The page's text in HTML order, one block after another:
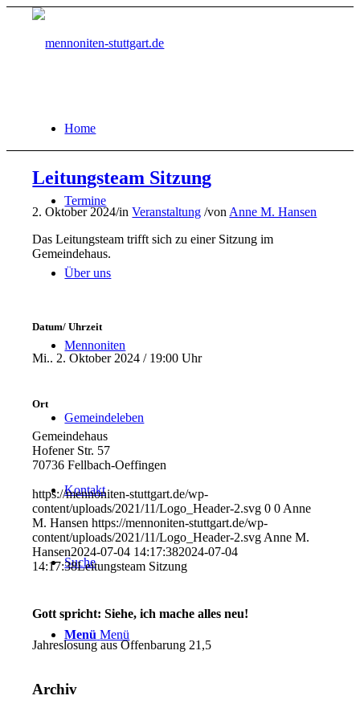
Home
Termine
Über uns
Mennoniten
Gemeindeleben
Kontakt
Suche
Menü Menü
Leitungsteam Sitzung
2. Oktober 2024/inVeranstaltung /von Anne M. Hansen
Das Leitungsteam trifft sich zu einer Sitzung im
Gemeindehaus.
Datum/ Uhrzeit
Mi.. 2. Oktober 2024 / 19:00 Uhr
Ort
Gemeindehaus
Hofener Str. 57
70736 Fellbach-Oeffingen
https://mennoniten-stuttgart.de/wp-
content/uploads/2021/11/Logo_Header-2.svg 0 0 Anne
M. Hansen https://mennoniten-stuttgart.de/wp-
content/uploads/2021/11/Logo_Header-2.svg Anne M.
Hansen2024-07-04 14:17:382024-07-04
14:17:38Leitungsteam Sitzung
Gott spricht: Siehe, ich mache alles neu!
Jahreslosung aus Offenbarung 21,5
Archiv